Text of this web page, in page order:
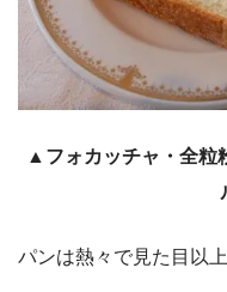
▲フォカッチャ・全粒
パンは熱々で見た目以